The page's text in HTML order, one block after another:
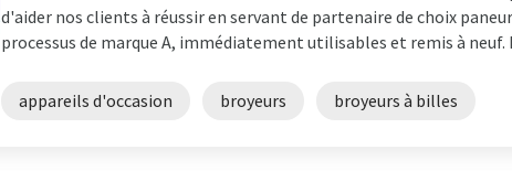
d'aider nos clients à réussir en servant de partenaire de choix
processus de marque A, immédiatement utilisables et remis à neuf.
appareils d'occasion broyeurs broyeurs à billes